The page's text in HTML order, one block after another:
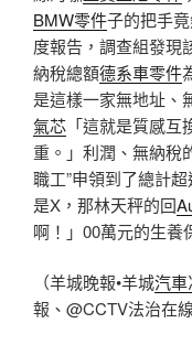
BMW零件子的把手
度報告，調查組發現
納稅總額德系車零件
是這樣一家無地址、
氣芯 「這就是質感
重。」利潤、無納稅
職工”申領到了總計
是X，那林天秤的回
啊！」00萬元的生養
（羊城晚報•羊城汽車
報、@CCTV法治在線